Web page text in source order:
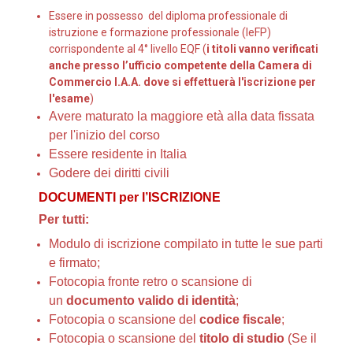
Essere in possesso del diploma professionale di
istruzione e formazione professionale (IeFP)
corrispondente al 4° livello EQF (i titoli vanno verificati
anche presso l’ufficio competente della Camera di
Commercio I.A.A. dove si effettuerà l'iscrizione per
l'esame)
Avere maturato la maggiore età alla data fissata
per l'inizio del corso
Essere residente in Italia
Godere dei diritti civili
DOCUMENTI per l’ISCRIZIONE
Per tutti:
Modulo di iscrizione compilato in tutte le sue parti
e firmato;
Fotocopia fronte retro o scansione di
un documento valido di identità;
Fotocopia o scansione del codice fiscale;
Fotocopia o scansione del titolo di studio (Se il